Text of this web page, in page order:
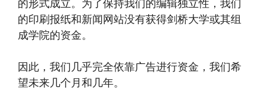
的形式成立。为了保持我们的编辑独立性，我们
的印刷报纸和新闻网站没有获得剑桥大学或其组
成学院的资金。
因此，我们几乎完全依靠广告进行资金，我们希
望未来几个月和几年。